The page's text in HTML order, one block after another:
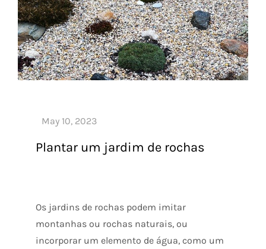
Plantar um jardim de rochas
Os jardins de rochas podem imitar
montanhas ou rochas naturais, ou
incorporar um elemento de água, como um